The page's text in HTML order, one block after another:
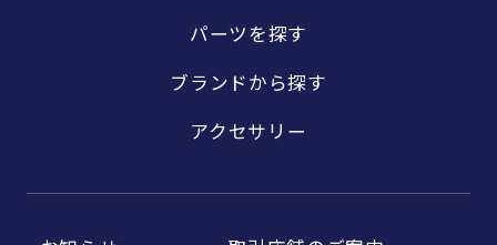
パーツを探す
ブランドから探す
アクセサリー